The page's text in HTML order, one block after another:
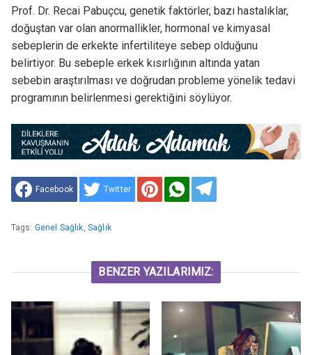
Prof. Dr. Recai Pabuçcu, genetik faktörler, bazı hastalıklar,
doğuştan var olan anormallikler, hormonal ve kimyasal
sebeplerin de erkekte infertiliteye sebep olduğunu
belirtiyor. Bu sebeple erkek kısırlığının altında yatan
sebebin araştırılması ve doğrudan probleme yönelik tedavi
programının belirlenmesi gerektiğini söylüyor.
Facebook Twitter
Tags: Genel Sağlık, Sağlık
BENZER YAZILARIMIZ: